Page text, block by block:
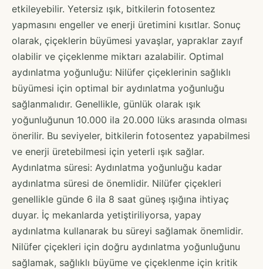
etkileyebilir. Yetersiz ışık, bitkilerin fotosentez
yapmasını engeller ve enerji üretimini kısıtlar. Sonuç
olarak, çiçeklerin büyümesi yavaşlar, yapraklar zayıf
olabilir ve çiçeklenme miktarı azalabilir. Optimal
aydınlatma yoğunluğu: Nilüfer çiçeklerinin sağlıklı
büyümesi için optimal bir aydınlatma yoğunluğu
sağlanmalıdır. Genellikle, günlük olarak ışık
yoğunluğunun 10.000 ila 20.000 lüks arasında olması
önerilir. Bu seviyeler, bitkilerin fotosentez yapabilmesi
ve enerji üretebilmesi için yeterli ışık sağlar.
Aydınlatma süresi: Aydınlatma yoğunluğu kadar
aydınlatma süresi de önemlidir. Nilüfer çiçekleri
genellikle günde 6 ila 8 saat güneş ışığına ihtiyaç
duyar. İç mekanlarda yetiştiriliyorsa, yapay
aydınlatma kullanarak bu süreyi sağlamak önemlidir.
Nilüfer çiçekleri için doğru aydınlatma yoğunluğunu
sağlamak, sağlıklı büyüme ve çiçeklenme için kritik